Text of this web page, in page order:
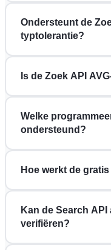
Ondersteunt de
typtolerantie?
Is de Zoek API
Welke
ondersteund?
Hoe werkt de
Kan de Search
verifiëren?